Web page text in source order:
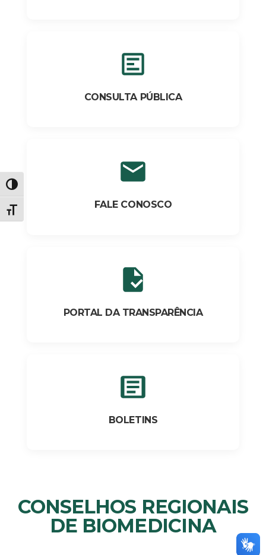
Alternar alto contraste
Alternar tamanho da fonte
CONSULTA PÚBLICA
FALE CONOSCO
PORTAL DA TRANSPARÊNCIA
BOLETINS
CONSELHOS REGIONAIS
DE BIOMEDICINA